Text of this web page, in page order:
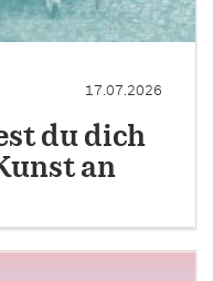
17.07.2026
du dich
an